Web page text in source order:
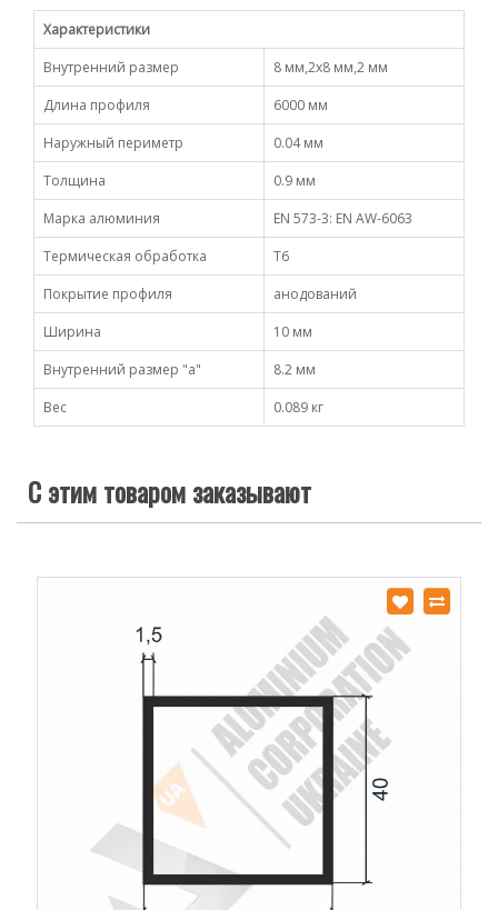
Характеристики
Внутренний размер
8 мм,2х8 мм,2 мм
Длина профиля
6000 мм
Наружный периметр
0.04 мм
Толщина
0.9 мм
Марка алюминия
EN 573-3: EN AW-6063
Термическая обработка
Т6
Покрытие профиля
анодований
Ширина
10 мм
Внутренний размер "a"
8.2 мм
Вес
0.089 кг
С этим товаром заказывают